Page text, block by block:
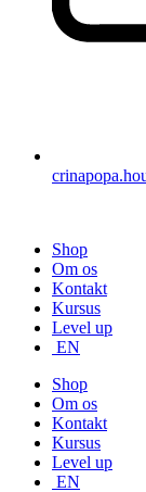
Shop
Om os
Kontakt
Kursus
Level up
EN
Shop
Om os
Kontakt
Kursus
Level up
EN